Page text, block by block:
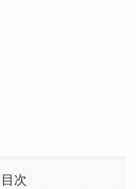
目次